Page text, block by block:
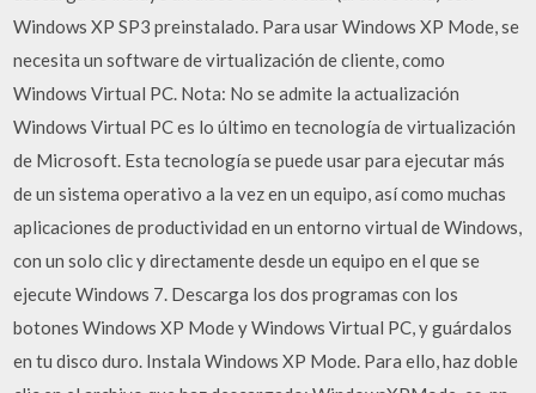
Windows XP SP3 preinstalado. Para usar Windows XP Mode, se
necesita un software de virtualización de cliente, como
Windows Virtual PC. Nota: No se admite la actualización
Windows Virtual PC es lo último en tecnología de virtualización
de Microsoft. Esta tecnología se puede usar para ejecutar más
de un sistema operativo a la vez en un equipo, así como muchas
aplicaciones de productividad en un entorno virtual de Windows,
con un solo clic y directamente desde un equipo en el que se
ejecute Windows 7. Descarga los dos programas con los
botones Windows XP Mode y Windows Virtual PC, y guárdalos
en tu disco duro. Instala Windows XP Mode. Para ello, haz doble